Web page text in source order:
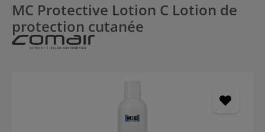
MC Protective Lotion C Lotion de
protection cutanée